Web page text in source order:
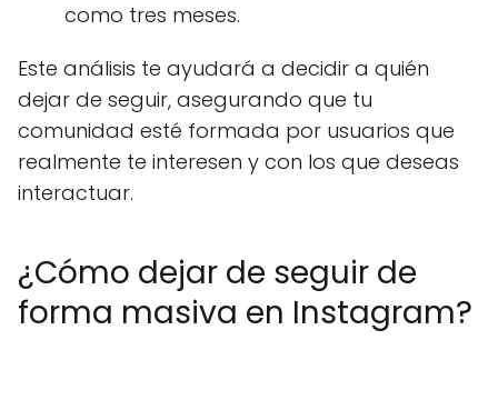
como tres meses.
Este análisis te ayudará a decidir a quién
dejar de seguir, asegurando que tu
comunidad esté formada por usuarios que
realmente te interesen y con los que deseas
interactuar.
¿Cómo dejar de seguir de
forma masiva en Instagram?